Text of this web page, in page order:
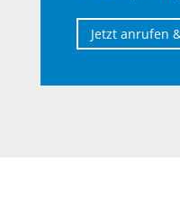
Jetzt anrufen